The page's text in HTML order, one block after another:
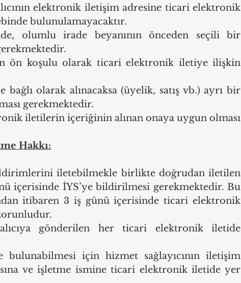
elektronik iletişim adresine ticari elektronik
bulunulamayacaktır.
olumlu irade beyanının önceden seçili bir
ön koşulu olarak ticari elektronik iletiye ilişkin
bağlı olarak alınacaksa (üyelik, satış vb.) ayrı bir
gerekmektedir.
iletilerin içeriğinin alınan onaya uygun olması
Hakkı:
iletebilmekle birlikte doğrudan iletilen
içerisinde İYS’ye bildirilmesi gerekmektedir. Bu
itibaren 3 iş günü içerisinde ticari elektronik
gönderilen her ticari elektronik iletide
bulunabilmesi için hizmet sağlayıcının iletişim
ve işletme ismine ticari elektronik iletide yer